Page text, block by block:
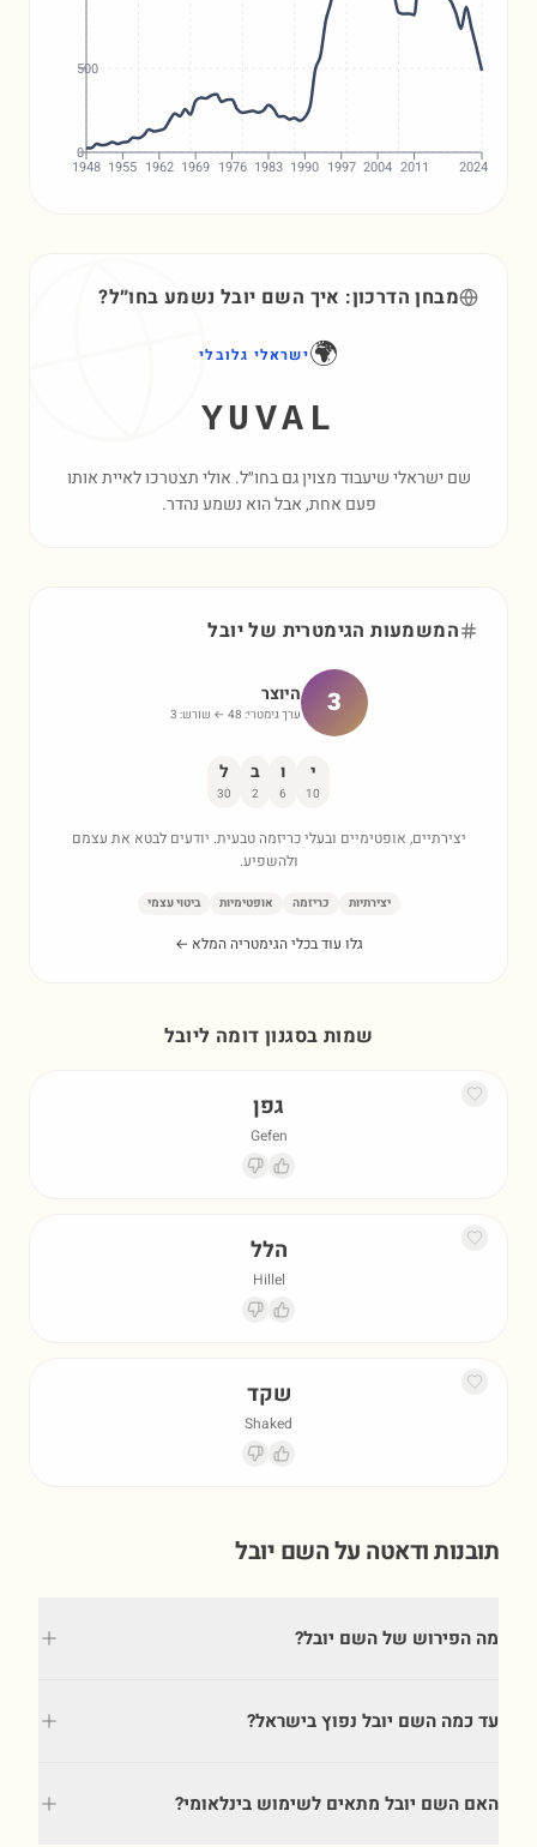
1948 1955 1962 1969 1976 1983 1990 1997 2004 2011 2024
0
500
מבחן הדרכון: איך השם יובל נשמע בחו״ל?
🌍ישראלי גלובלי
YUVAL
שם ישראלי שיעבוד מצוין גם בחו״ל. אולי תצטרכו לאיית אותו
פעם אחת, אבל הוא נשמע נהדר.
המשמעות הגימטרית שליובל
3 היוצר
ערך גימטרי: 48 ← שורש: 3
י
10
ו
6
ב
2
ל
30
יצירתיים, אופטימיים ובעלי כריזמה טבעית. יודעים לבטא את עצמם
ולהשפיע.
יצירתיות כריזמה אופטימיות ביטוי עצמי
גלו עוד בכלי הגימטריה המלא ←
שמות בסגנון דומה ליובל
גפן
Gefen
הלל
Hillel
שקד
Shaked
תובנות ודאטה על השם יובל
מה הפירוש של השם יובל?
עד כמה השם יובל נפוץ בישראל?
האם השם יובל מתאים לשימוש בינלאומי?